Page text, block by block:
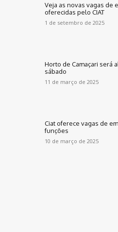
Veja as novas vagas de
oferecidas pelo CIAT
1 de setembro de 2025
Horto de Camaçari será
sábado
11 de março de 2025
Ciat oferece vagas de
funções
10 de março de 2025